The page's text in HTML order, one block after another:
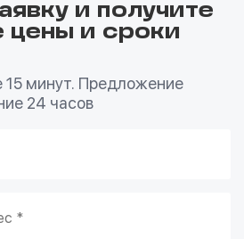
и получите
цены и сроки
15 минут. Предложение
24 часов